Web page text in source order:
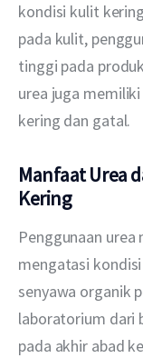
kondisi kulit
pada kulit,
tinggi pada
urea juga
kering dan gatal.
Manfaat Urea
Kering
Penggunaan
mengatasi
senyawa organik
laboratorium dari
pada akhir abad